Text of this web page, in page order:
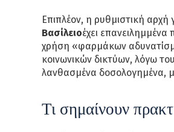
Επιπλέον, η ρυθμιστική
Βασίλειοέχει επανειλημμένα
χρήση «φαρμάκων
κοινωνικών δικτύων, λόγω
λανθασμένα δοσολογημένα,
Τι σημαίνουν